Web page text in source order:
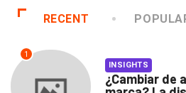
RECENT
1
INSIGHTS
¿Cambiar de